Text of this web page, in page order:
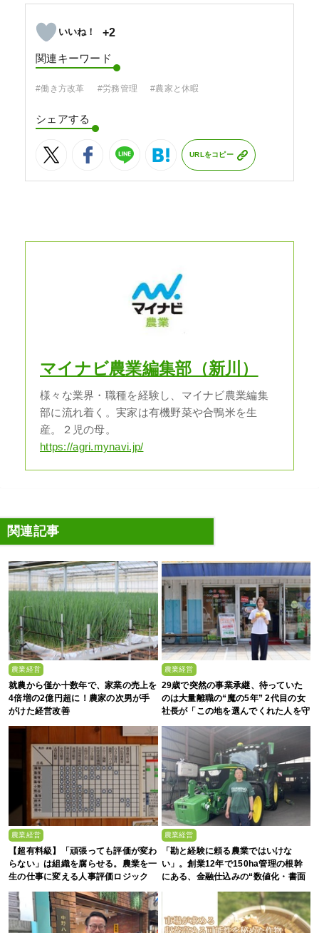
+2
関連キーワード
#働き方改革 #労務管理 #農家と休暇
シェアする
URLをコピー
マイナビ農業編集部（新川）
様々な業界・職種を経験し、マイナビ農業編集
部に流れ着く。実家は有機野菜や合鴨米を生
産。２児の母。
https://agri.mynavi.jp/
関連記事
農業経営
就農から僅か十数年で、家業の売上を
4倍増の2億円超に！農家の次男が手
がけた経営改善
農業経営
29歳で突然の事業承継、待っていた
のは大量離職の“魔の5年” 2代目の女
社長が「この地を選んでくれた人を守
る」と誓った日
農業経営
【超有料級】「頑張っても評価が変わ
らない」は組織を腐らせる。農業を一
生の仕事に変える人事評価ロジック
農業経営
「勘と経験に頼る農業ではいけな
い」。創業12年で150ha管理の根幹
にある、金融仕込みの“数値化・書面
化”と省力化への貪欲さ